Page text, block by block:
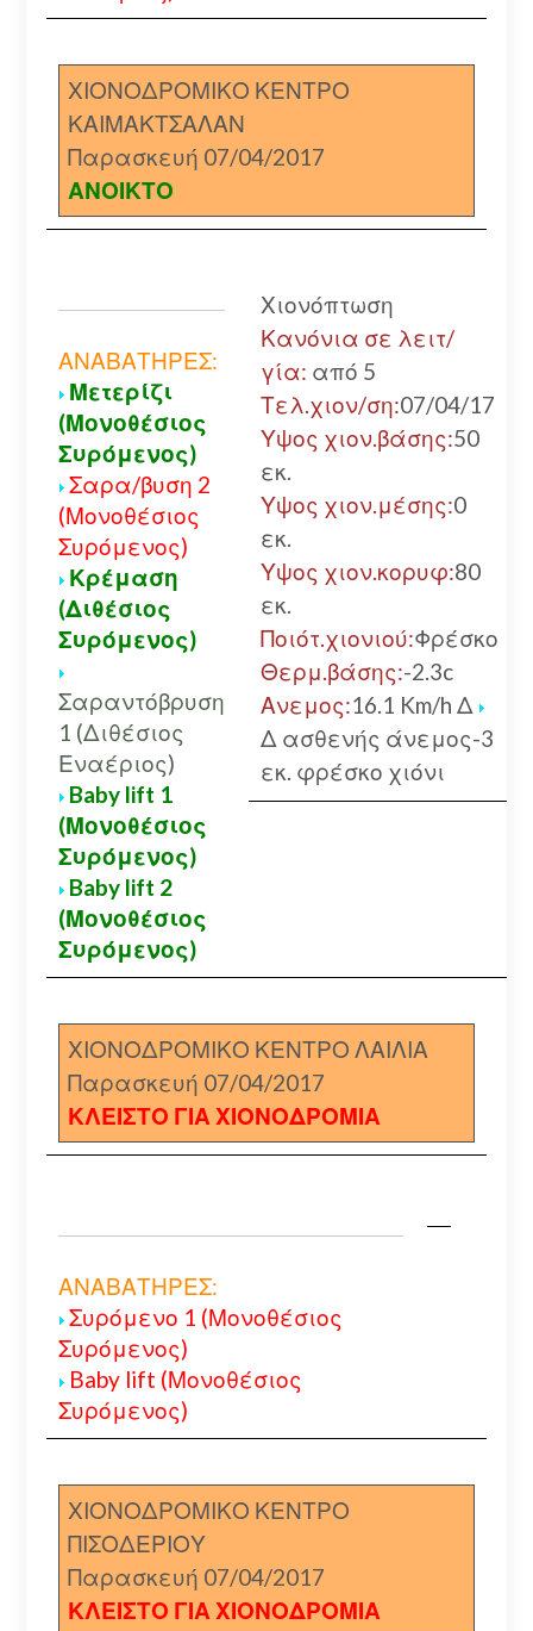
ΧΙΟΝΟΔΡΟΜΙΚΟ ΚΕΝΤΡΟ
ΚΑΙΜΑΚΤΣΑΛΑΝ
Παρασκευή 07/04/2017
ΑΝΟΙΚΤΟ
ΑΝΑΒΑΤΗΡΕΣ:
Μετερίζι
(Μονοθέσιος
Συρόμενος)
Σαρα/βυση 2
(Μονοθέσιος
Συρόμενος)
Κρέμαση
(Διθέσιος
Συρόμενος)
Σαραντόβρυση
1 (Διθέσιος
Εναέριος)
Baby lift 1
(Μονοθέσιος
Συρόμενος)
Baby lift 2
(Μονοθέσιος
Συρόμενος)
Χιονόπτωση
Κανόνια σε λειτ/
γία: από 5
Τελ.χιον/ση:07/04/17
Υψος χιον.βάσης:50
εκ.
Υψος χιον.μέσης:0
εκ.
Υψος χιον.κορυφ:80
εκ.
Ποιότ.χιονιού:Φρέσκο
Θερμ.βάσης:-2.3c
Ανεμος:16.1 Km/h Δ
Δ ασθενής άνεμος-3
εκ. φρέσκο χιόνι
ΧΙΟΝΟΔΡΟΜΙΚΟ ΚΕΝΤΡΟ ΛΑΙΛΙΑ
Παρασκευή 07/04/2017
ΚΛΕΙΣΤΟ ΓΙΑ ΧΙΟΝΟΔΡΟΜΙΑ
ΑΝΑΒΑΤΗΡΕΣ:
Συρόμενο 1 (Μονοθέσιος
Συρόμενος)
Baby lift (Μονοθέσιος
Συρόμενος)
ΧΙΟΝΟΔΡΟΜΙΚΟ ΚΕΝΤΡΟ
ΠΙΣΟΔΕΡΙΟΥ
Παρασκευή 07/04/2017
ΚΛΕΙΣΤΟ ΓΙΑ ΧΙΟΝΟΔΡΟΜΙΑ